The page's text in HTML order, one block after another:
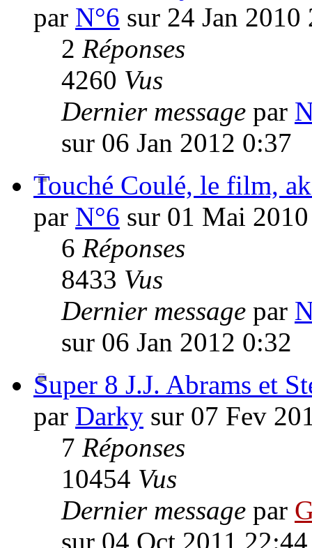
par N°6 sur 24 Jan 2010
2 Réponses
4260 Vus
Dernier message par
sur 06 Jan 2012 0:37
Touché Coulé, le film,
par N°6 sur 01 Mai
6 Réponses
8433 Vus
Dernier message par
sur 06 Jan 2012 0:32
Super 8 J.J. Abrams et
par Darky sur 07 Fev
7 Réponses
10454 Vus
Dernier message par
sur 04 Oct 2011 22:44